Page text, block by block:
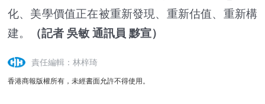
化、美學價值正在被重新發現、重新估值、重新構
建。
（記者 吳敏 通訊員 黟宣）
責任編輯：林梓琦
香港商報版權所有，未經書面允許不得使用。